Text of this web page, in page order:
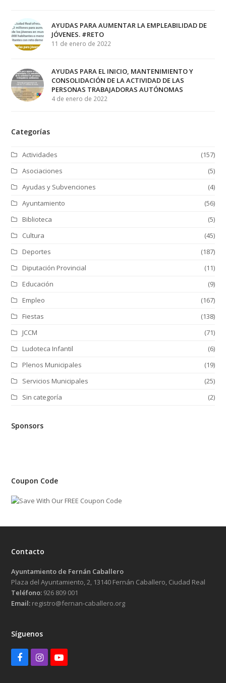
AYUDAS PARA AUMENTAR LA EMPLEABILIDAD DE
JÓVENES. #RETO
11 de enero de 2022
AYUDAS PARA EL INICIO, MANTENIMIENTO Y
CONSOLIDACIÓN DE LA ACTIVIDAD DE LAS
PERSONAS TRABAJADORAS AUTÓNOMAS
4 de enero de 2022
Categorías
Actividades
(157)
Asociaciones
(5)
Ayudas y Subvenciones
(4)
Ayuntamiento
(56)
Biblioteca
(5)
Cultura
(45)
Deportes
(187)
Diputación Provincial
(11)
Educación
(9)
Empleo
(167)
Fiestas
(138)
JCCM
(71)
Ludoteca Infantil
(6)
Plenos Municipales
(19)
Servicios Municipales
(25)
Sin categoría
(2)
Sponsors
Coupon Code
Contacto
Ayuntamiento de Fernán Caballero
Plaza del Ayuntamiento, 2, 13140 Fernán Caballero, Ciudad Real
Teléfono: 926 809 001
Email: registro@fernan-caballero.org
Síguenos
Facebook
Instagram
Youtube